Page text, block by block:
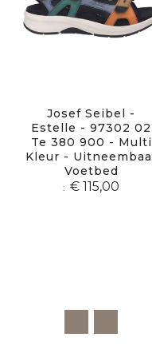
Josef Seibel -
Estelle - 97302 02
Te 380 900 - Multi
Kleur -
Voetbed
€ 115,00